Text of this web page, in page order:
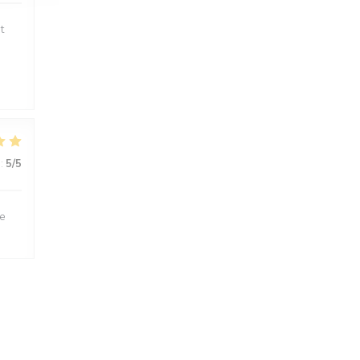
: 5/5